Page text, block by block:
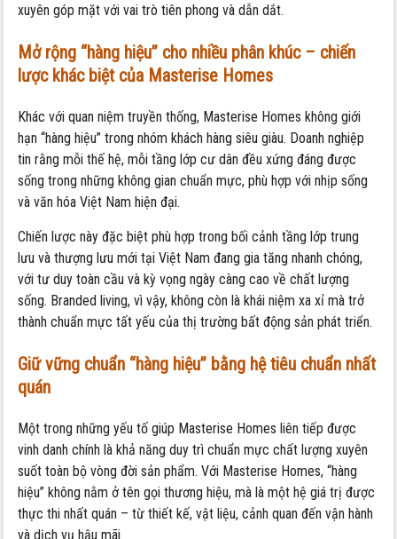
xuyên góp mặt với vai trò tiên phong và dẫn dắt.
Mở rộng “hàng hiệu” cho nhiều phân khúc – chiến
lược khác biệt của Masterise Homes
Khác với quan niệm truyền thống, Masterise Homes không giới
hạn “hàng hiệu” trong nhóm khách hàng siêu giàu. Doanh nghiệp
tin rằng mỗi thế hệ, mỗi tầng lớp cư dân đều xứng đáng được
sống trong những không gian chuẩn mực, phù hợp với nhịp sống
và văn hóa Việt Nam hiện đại.
Chiến lược này đặc biệt phù hợp trong bối cảnh tầng lớp trung
lưu và thượng lưu mới tại Việt Nam đang gia tăng nhanh chóng,
với tư duy toàn cầu và kỳ vọng ngày càng cao về chất lượng
sống. Branded living, vì vậy, không còn là khái niệm xa xỉ mà trở
thành chuẩn mực tất yếu của thị trường bất động sản phát triển.
Giữ vững chuẩn “hàng hiệu” bằng hệ tiêu chuẩn nhất
quán
Một trong những yếu tố giúp Masterise Homes liên tiếp được
vinh danh chính là khả năng duy trì chuẩn mực chất lượng xuyên
suốt toàn bộ vòng đời sản phẩm. Với Masterise Homes, “hàng
hiệu” không nằm ở tên gọi thương hiệu, mà là một hệ giá trị được
thực thi nhất quán – từ thiết kế, vật liệu, cảnh quan đến vận hành
và dịch vụ hậu mãi.